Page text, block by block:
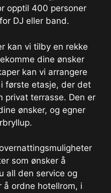
opptil 400 personer
DJ eller band.
kan vi tilby en rekke
dine ønsker
kan vi arrangere
første etasje, der det
privat terrasse. Den er
ønsker, og egner
som ønsker å
all den service og
ordne hotellrom, i